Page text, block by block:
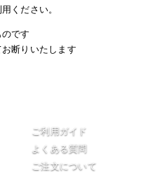
ください。
です
断りいたします
ご利用ガイド
よくある質問
ご注文について